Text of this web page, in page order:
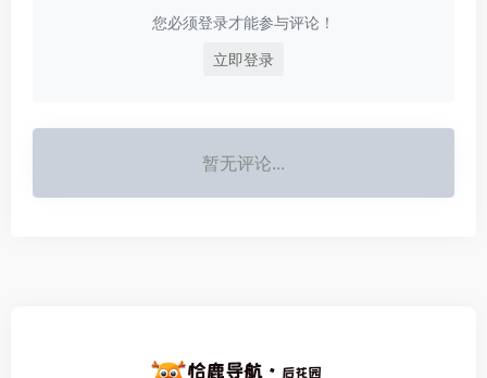
您必须登录才能参与评论！
立即登录
暂无评论...